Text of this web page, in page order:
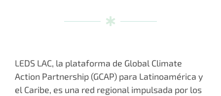
LEDS LAC, la plataforma de Global Climate
Action Partnership (GCAP) para Latinoamérica y
el Caribe, es una red regional impulsada por los